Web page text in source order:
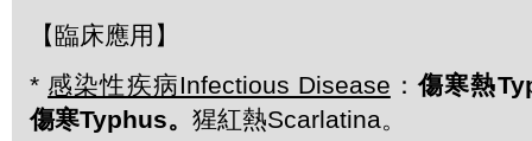
【臨床應用】
* 感染性疾病Infectious Disease ：傷寒熱
傷寒Typhus。 猩紅熱Scarlatina。